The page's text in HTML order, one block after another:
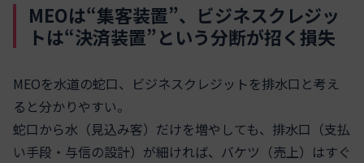
MEOは“集客装置”、ビジネスクレジッ
トは“決済装置”という分断が招く損失
MEOを水道の蛇口、ビジネスクレジットを排水口と考え
ると分かりやすい。
蛇口から水（見込み客）だけを増やしても、排水口（支払
い手段・与信の設計）が細ければ、バケツ（売上）はすぐ